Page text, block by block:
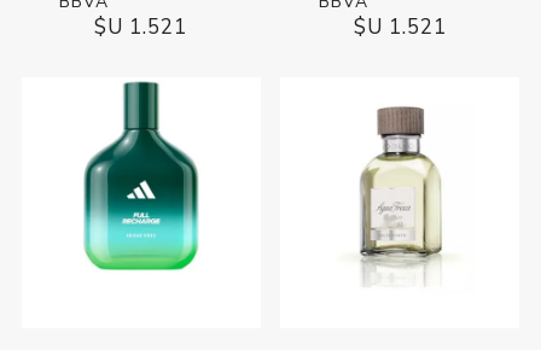
$U 1.521 $U 1.521